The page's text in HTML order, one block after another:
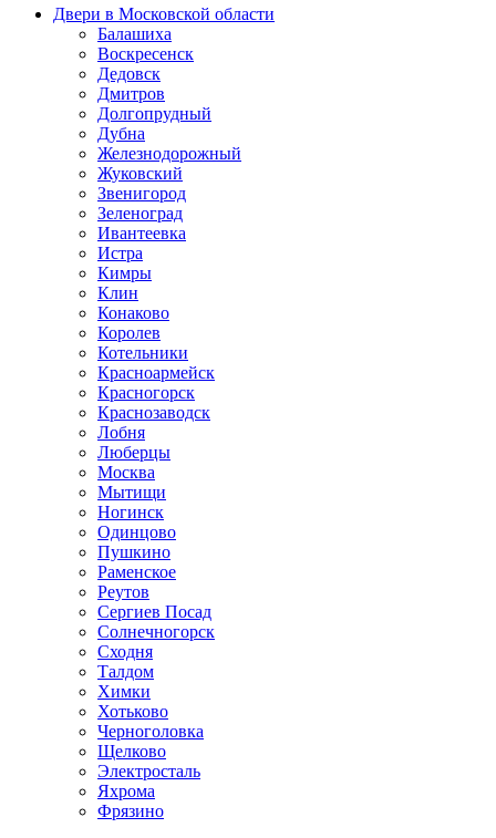
Двери в Московской области
Балашиха
Воскресенск
Дедовск
Дмитров
Долгопрудный
Дубна
Железнодорожный
Жуковский
Звенигород
Зеленоград
Ивантеевка
Истра
Кимры
Клин
Конаково
Королев
Котельники
Красноармейск
Красногорск
Краснозаводск
Лобня
Люберцы
Москва
Мытищи
Ногинск
Одинцово
Пушкино
Раменское
Реутов
Сергиев Посад
Солнечногорск
Сходня
Талдом
Химки
Хотьково
Черноголовка
Щелково
Электросталь
Яхрома
Фрязино